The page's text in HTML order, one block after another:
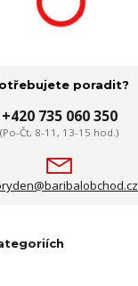
poradit?
+420 735 060 350
(Po-Čt, 8-11, 13-15 hod.)